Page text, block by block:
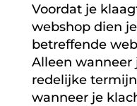
Voordat je
webshop dien
betreffende
Alleen wanneer
redelijke
wanneer je